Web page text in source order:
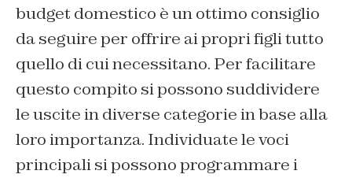
budget domestico è un ottimo consiglio
da seguire per offrire ai propri figli tutto
quello di cui necessitano. Per facilitare
questo compito si possono suddividere
le uscite in diverse categorie in base alla
loro importanza. Individuate le voci
principali si possono programmare i